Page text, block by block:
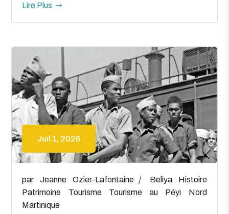
Lire Plus
Juil 1, 2026
par Jeanne Ozier-Lafontaine Beliya
Histoire
Patrimoine
Tourisme
Tourisme au Péyi Nord
Martinique